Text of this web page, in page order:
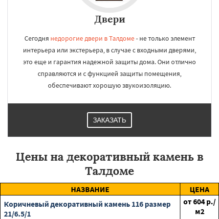
Двери
Сегодня недорогие двери в Талдоме- не только элемент
интерьера или экстерьера, в случае с входными дверями,
это еще и гарантия надежной защиты дома. Они отлично
справляются и с функцией защиты помещения,
обеспечивают хорошую звукоизоляцию.
ЗАКАЗАТЬ
Цены на декоративный камень в
Талдоме
НАЗВАНИЕ
ЦЕНА
Коричневый декоративный камень 116 размер
21/6.5/1
от604 р./
м2